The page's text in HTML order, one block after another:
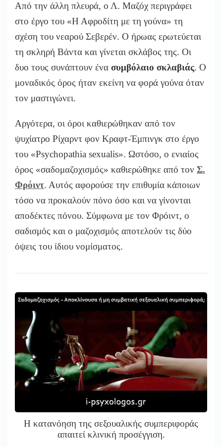
Από την άλλη πλευρά, ο Λ. Μαζόχ περιγράφει
στο έργο του «Η Αφροδίτη με τη γούνα» τη
σχέση του νεαρού Σεβερέν. Ο ήρωας ερωτεύεται
τη σκληρή Βάντα και γίνεται σκλάβος της. Οι
δυο τους συνάπτουν ένα συμβόλαιο σκλαβιάς. Ο
μοναδικός όρος ήταν εκείνη να φορά γούνα όταν
τον μαστιγώνει.
Αργότερα, οι όροι καθιερώθηκαν από τον
ψυχίατρο Ρίχαρντ φον Κραφτ-Έμπινγκ στο έργο
του «Psychopathia sexualis». Ωστόσο, ο ενιαίος
όρος «σαδομαζοχισμός» καθιερώθηκε από τον Σ.
Φρόιντ. Αυτός αφορούσε την επιθυμία κάποιων
τόσο να προκαλούν πόνο όσο και να γίνονται
αποδέκτες πόνου. Σύμφωνα με τον Φρόιντ, ο
σαδισμός και ο μαζοχισμός αποτελούν τις δύο
όψεις του ίδιου νομίσματος.
Η κατανόηση της σεξουαλικής συμπεριφοράς
απαιτεί κλινική προσέγγιση.